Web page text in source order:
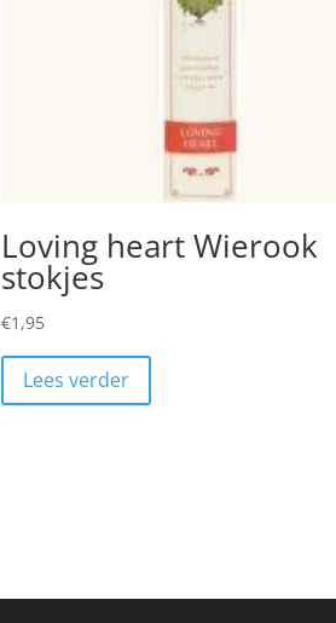
Loving heart Wierook
stokjes
€1,95
Lees verder